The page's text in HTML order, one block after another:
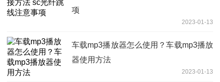
项
2023-01-13
车载mp3播放器怎么使用？车载mp3播放
器使用方法
2023-01-13